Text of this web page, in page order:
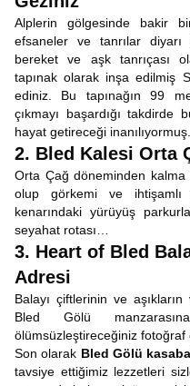
Alplerin gölgesinde bakir
efsaneler ve tanrılar
bereket ve aşk tanrıçası
tapınak olarak inşa edilmiş
ediniz. Bu tapınağın 99
çıkmayı başardığı
hayat getireceği inanılıyormuş.
2. Bled Kalesi Orta
Orta Çağ döneminden
olup görkemi ve ihtişamlı
kenarındaki yürüyüş
seyahat rotası…
3. Heart of Bled
Adresi
Balayı çiftlerinin ve
Bled Gölü
ölümsüzleştireceğiniz fotoğraf
Son olarak Bled Gölü
tavsiye ettiğimiz lezzetleri